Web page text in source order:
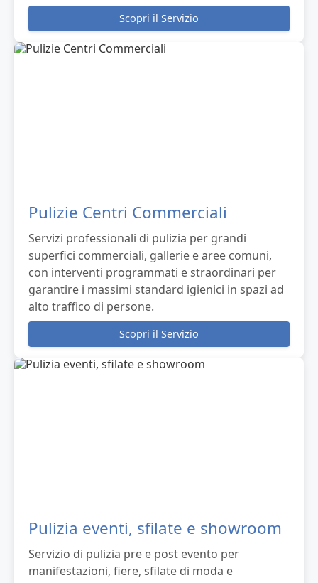
Scopri il Servizio
Pulizie Centri Commerciali
Servizi professionali di pulizia per grandi
superfici commerciali, gallerie e aree comuni,
con interventi programmati e straordinari per
garantire i massimi standard igienici in spazi ad
alto traffico di persone.
Scopri il Servizio
Pulizia eventi, sfilate e showroom
Servizio di pulizia pre e post evento per
manifestazioni, fiere, sfilate di moda e